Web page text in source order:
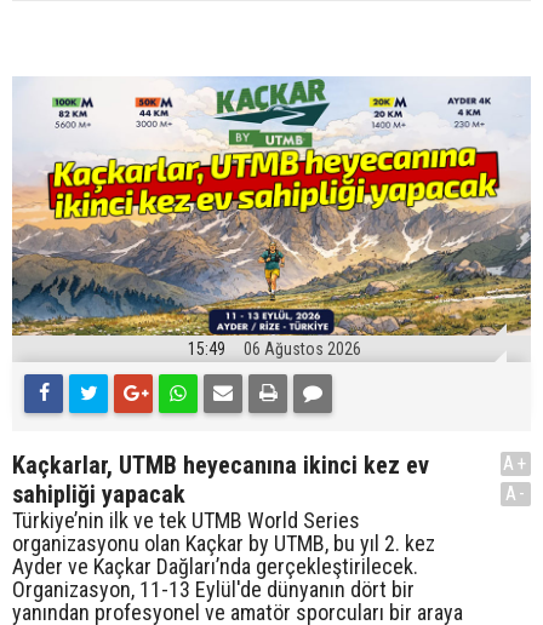
15:49 06 Ağustos 2026
Kaçkarlar, UTMB heyecanına ikinci kez ev
sahipliği yapacak
Türkiye’nin ilk ve tek UTMB World Series
organizasyonu olan Kaçkar by UTMB, bu yıl 2. kez
Ayder ve Kaçkar Dağları’nda gerçekleştirilecek.
Organizasyon, 11-13 Eylül'de dünyanın dört bir
yanından profesyonel ve amatör sporcuları bir araya
A+
A-